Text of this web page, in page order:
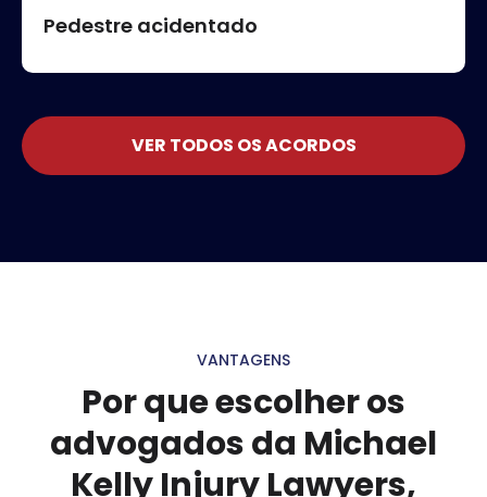
Pedestre acidentado
VER TODOS OS ACORDOS
VANTAGENS
Por que escolher os
advogados da Michael
Kelly Injury Lawyers,